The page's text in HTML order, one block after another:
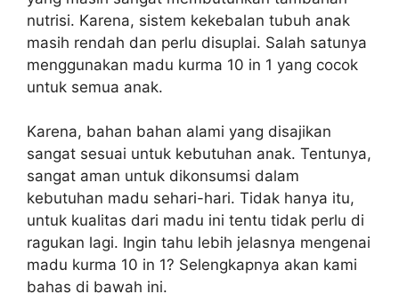
nutrisi. Karena, sistem kekebalan tubuh anak
masih rendah dan perlu disuplai. Salah satunya
menggunakan madu kurma 10 in 1 yang cocok
untuk semua anak.
Karena, bahan bahan alami yang disajikan
sangat sesuai untuk kebutuhan anak. Tentunya,
sangat aman untuk dikonsumsi dalam
kebutuhan madu sehari-hari. Tidak hanya itu,
untuk kualitas dari madu ini tentu tidak perlu di
ragukan lagi. Ingin tahu lebih jelasnya mengenai
madu kurma 10 in 1? Selengkapnya akan kami
bahas di bawah ini.